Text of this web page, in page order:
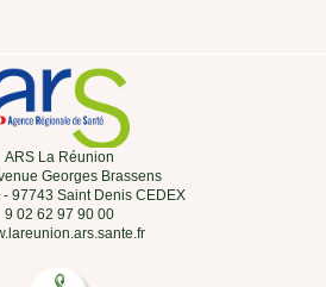
ARS La Réunion
Georges Brassens
97743 Saint Denis CEDEX
9 02 62 97 90 00